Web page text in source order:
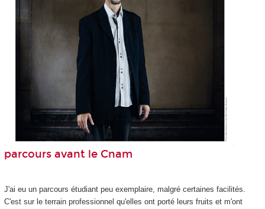
parcours avant le Cnam
J'ai eu un parcours étudiant peu exemplaire, malgré certaines facilités.
C'est sur le terrain professionnel qu'elles ont porté leurs fruits et m'ont